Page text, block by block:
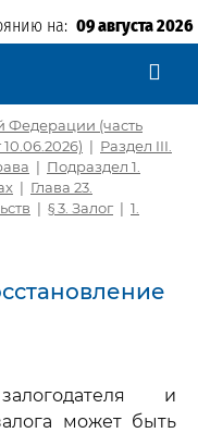
на: 09 августа 2026
Федерации (часть
10.06.2026) | Раздел III.
| Подраздел 1.
| Глава 23.
| § 3. Залог | 1.
и
может быть